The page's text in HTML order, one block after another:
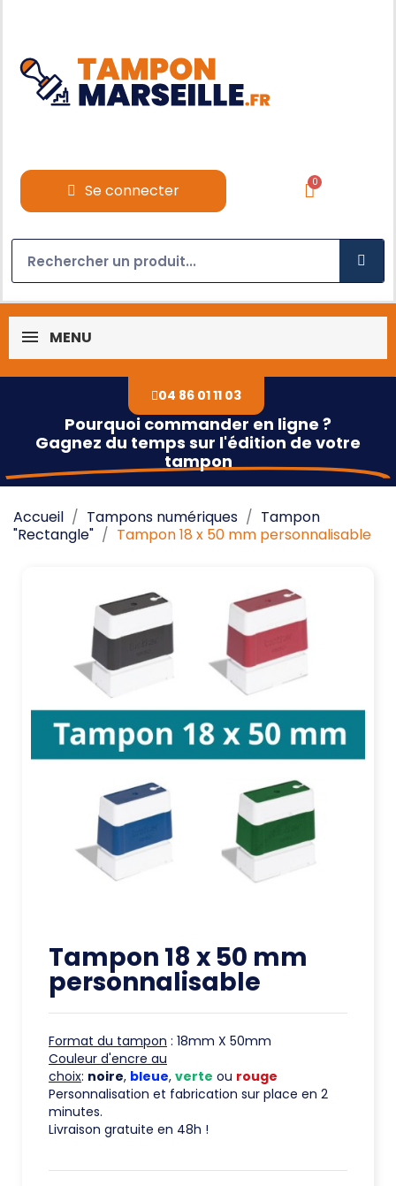
Se connecter
MENU
04 86 01 11 03
Pourquoi commander en ligne ?
Gagnez du temps sur l'édition de votre
tampon
Accueil Tampons numériques
Tampon
"Rectangle"
Tampon 18 x 50 mm personnalisable
Tampon 18 x 50 mm
personnalisable
Format du tampon : 18mm X 50mm
Couleur d'encre au
choix: noire, bleue, verte ou rouge
Personnalisation et fabrication sur place en 2
minutes.
Livraison gratuite en 48h !